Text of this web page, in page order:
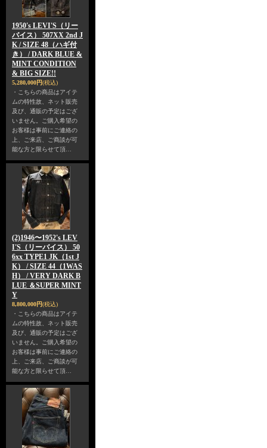
1950's LEVI'S（リー
バイス） 507XX 2nd J
K / SIZE 48（ハギ付
き） / DARK BLUE &
MINT CONDITION
& BIG SIZE!!
5,280,000円(税込)
・こちらの商品はアイテ
ムの特性故、ネット販売
及び、通販の予定はござ
いません。ご購入希望の
お客様は事前にご連絡の
上、ご来店、ご商談が可
能な方と限らせて頂…
(2)1946〜1952's LEV
I'S（リーバイス） 50
6xx TYPE1 JK（1st J
K） / SIZE 44（1WAS
H） / VERY DARK B
LUE ＆SUPER MINT
Y
8,800,000円(税込)
・こちらの商品はアイテ
ムの特性故、ネット販売
及び、通販の予定はござ
いません。ご購入希望の
お客様は事前にご連絡の
上、ご来店、ご商談が可
能な方と限らせて頂…